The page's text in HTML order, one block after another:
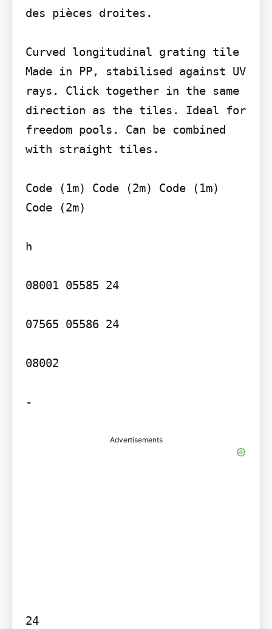
des pièces droites.
Curved longitudinal grating tile
Made in PP, stabilised against UV
rays. Click together in the same
direction as the tiles. Ideal for
freedom pools. Can be combined
with straight tiles.
Code (1m) Code (2m) Code (1m)
Code (2m)
h
08001 05585 24
07565 05586 24
08002
Advertisements
24